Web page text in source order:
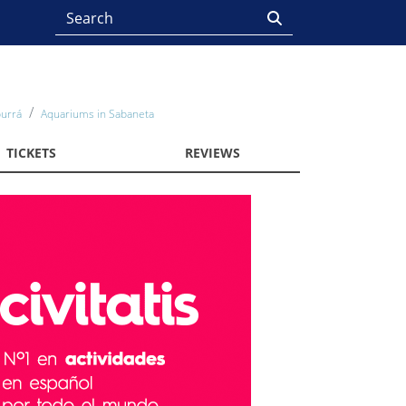
Aquariums in Sabaneta
TICKETS REVIEWS